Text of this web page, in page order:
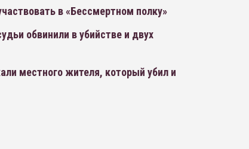
в «Бессмертном полку»
обвинили в убийстве и двух
местного жителя, который убил и